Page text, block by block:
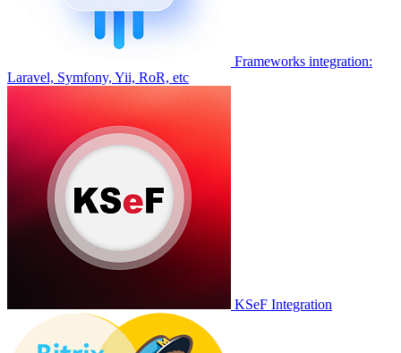
Frameworks integration:
Laravel, Symfony, Yii, RoR, etc
KSeF Integration